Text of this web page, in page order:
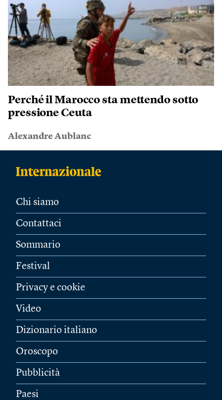
Perché il Marocco sta mettendo sotto
pressione Ceuta
Alexandre Aublanc
Chi siamo
Contattaci
Sommario
Festival
Privacy e cookie
Video
Dizionario italiano
Oroscopo
Pubblicità
Paesi